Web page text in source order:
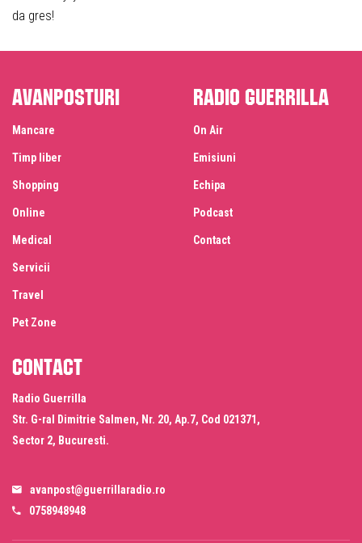
da gres!
Avanposturi
Mancare
Timp liber
Shopping
Online
Medical
Servicii
Travel
Pet Zone
Radio Guerrilla
On Air
Emisiuni
Echipa
Podcast
Contact
Contact
Radio Guerrilla
Str. G-ral Dimitrie Salmen, Nr. 20, Ap.7, Cod 021371,
Sector 2, Bucuresti.
avanpost@guerrillaradio.ro
0758948948